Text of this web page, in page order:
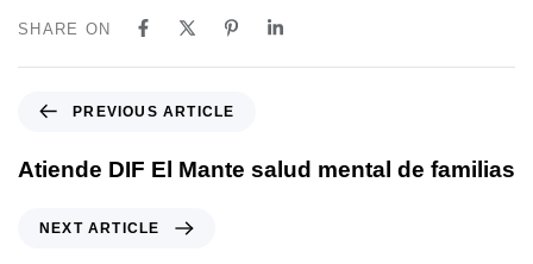
SHARE ON
PREVIOUS ARTICLE
Atiende DIF El Mante salud mental de familias
NEXT ARTICLE